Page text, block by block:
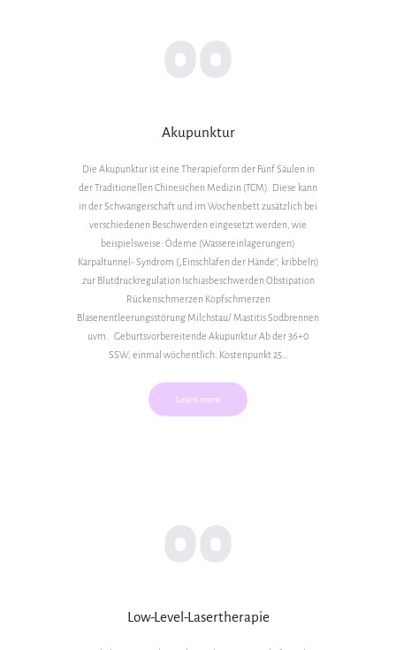
00
Akupunktur
Die Akupunktur ist eine Therapieform der Fünf Säulen in
der Traditionellen Chinesichen Medizin (TCM). Diese kann
in der Schwangerschaft und im Wochenbett zusätzlich bei
verschiedenen Beschwerden eingesetzt werden, wie
beispielsweise: Ödeme (Wassereinlagerungen)
Karpaltunnel- Syndrom („Einschlafen der Hände“, kribbeln)
zur Blutdruckregulation Ischiasbeschwerden Obstipation
Rückenschmerzen Kopfschmerzen
Blasenentleerungsstörung Milchstau/ Mastitis Sodbrennen
uvm. Geburtsvorbereitende Akupunktur Ab der 36+0
SSW, einmal wöchentlich. Kostenpunkt 25…
Learn more
00
Low-Level-Lasertherapie